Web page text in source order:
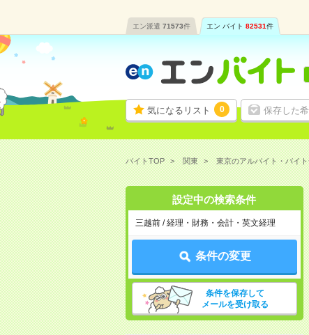
エン派遣 71573件 エン バイト 82531件
気になるリスト 0 保存した
バイトTOP 関東 東京のアルバイト・バイ
設定中の検索条件
三越前 / 経理・財務・会計・英文経理
条件の変更
条件を保存して
メールを受け取る